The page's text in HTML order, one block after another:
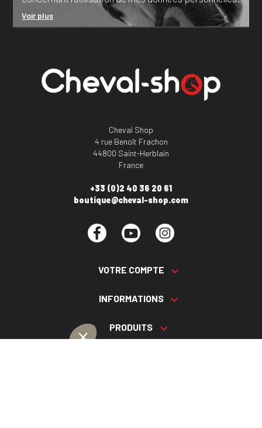
Voir plus
Cheval Shop
4 rue Benoît Frachon
44800 Saint-Herblain
France
+33 (0)2 40 36 20 61
boutique@cheval-shop.com
Facebook YouTube
VOTRE COMPTE 
INFORMATIONS 
PRODUITS 